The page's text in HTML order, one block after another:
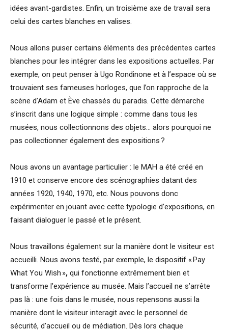
idées avant-gardistes. Enfin, un troisième axe de travail sera
celui des cartes blanches en valises.
Nous allons puiser certains éléments des précédentes cartes
blanches pour les intégrer dans les expositions actuelles. Par
exemple, on peut penser à Ugo Rondinone et à l’espace où se
trouvaient ses fameuses horloges, que l’on rapproche de la
scène d’Adam et Ève chassés du paradis. Cette démarche
s’inscrit dans une logique simple : comme dans tous les
musées, nous collectionnons des objets… alors pourquoi ne
pas collectionner également des expositions ?
Nous avons un avantage particulier : le MAH a été créé en
1910 et conserve encore des scénographies datant des
années 1920, 1940, 1970, etc. Nous pouvons donc
expérimenter en jouant avec cette typologie d’expositions, en
faisant dialoguer le passé et le présent.
Nous travaillons également sur la manière dont le visiteur est
accueilli. Nous avons testé, par exemple, le dispositif « Pay
What You Wish », qui fonctionne extrêmement bien et
transforme l’expérience au musée. Mais l’accueil ne s’arrête
pas là : une fois dans le musée, nous repensons aussi la
manière dont le visiteur interagit avec le personnel de
sécurité, d’accueil ou de médiation. Dès lors chaque